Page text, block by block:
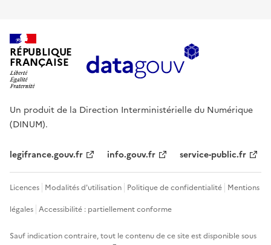
RÉPUBLIQUE
FRANÇAISE
Un produit de la Direction Interministérielle du Numérique
(DINUM).
legifrance.gouv.fr info.gouv.fr service-public.fr
Licences Modalités d'utilisation Politique de confidentialité Mentions
légales Accessibilité : partiellement conforme
Sauf indication contraire, tout le contenu de ce site est disponible sous